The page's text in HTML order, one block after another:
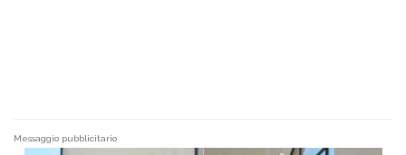
Messaggio pubblicitario